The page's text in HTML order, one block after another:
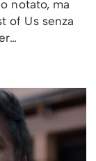
notato, ma
of Us senza